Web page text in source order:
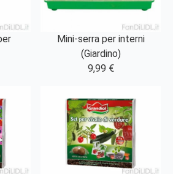
Mini-serra per interni
(Giardino)
9,99 €